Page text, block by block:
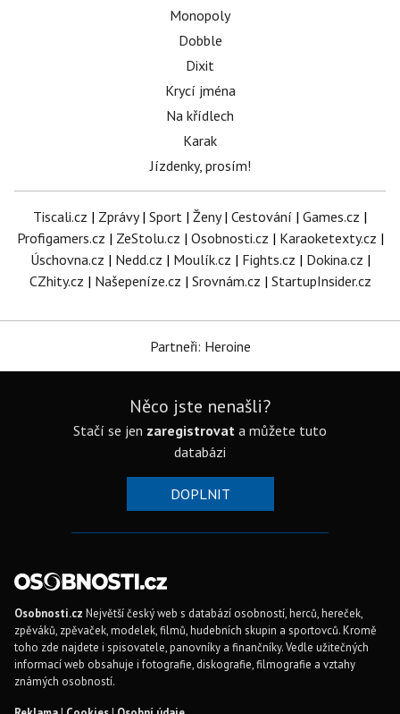
Monopoly
Dobble
Dixit
Krycí jména
Na křídlech
Karak
Jízdenky, prosím!
Tiscali.cz | Zprávy| Sport | Ženy| Cestování | Games.cz |
Profigamers.cz | ZeStolu.cz | Osobnosti.cz | Karaoketexty.cz |
Úschovna.cz | Nedd.cz | Moulík.cz | Fights.cz | Dokina.cz |
CZhity.cz | Našepeníze.cz | Srovnám.cz | StartupInsider.cz
Partneři: Heroine
Něco jste nenašli?
Stačí se jen zaregistrovat a můžete tuto
databázi
DOPLNIT
Osobnosti.cz Největší český web s databází osobností, herců, hereček,
zpěváků, zpěvaček, modelek, filmů, hudebních skupin a sportovců. Kromě
toho zde najdete i spisovatele, panovníky a finančníky. Vedle užitečných
informací web obsahuje i fotografie, diskografie, filmografie a vztahy
známých osobností.